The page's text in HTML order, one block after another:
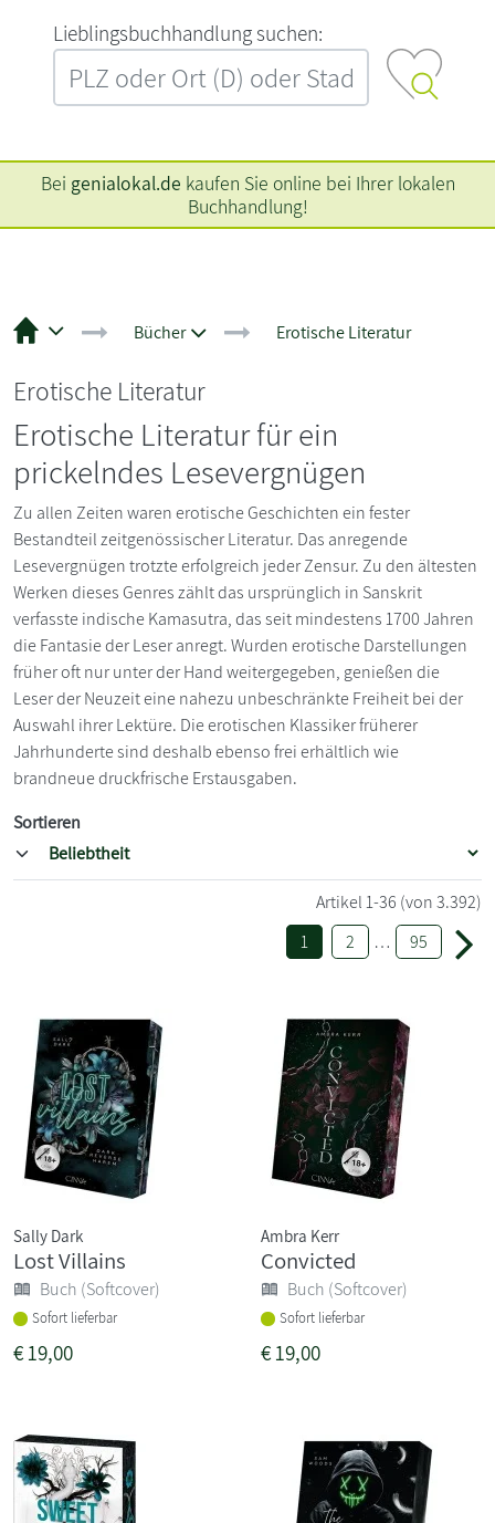
L‍i‍e‍b‍l‍i‍n‍g‍s‍b‍u‍c‍h‍h‍a‍n‍d‍l‍u‍n‍g‍ ‍s‍u‍c‍h‍e‍n‍:‍
Bei genialokal.de kaufen Sie online bei Ihrer lokalen
Buchhandlung!
Bücher Erotische Literatur
Erotische Literatur
Erotische Literatur für ein
prickelndes Lesevergnügen
Zu allen Zeiten waren erotische Geschichten ein fester
Bestandteil zeitgenössischer Literatur. Das anregende
Lesevergnügen trotzte erfolgreich jeder Zensur. Zu den ältesten
Werken dieses Genres zählt das ursprünglich in Sanskrit
verfasste indische Kamasutra, das seit mindestens 1700 Jahren
die Fantasie der Leser anregt. Wurden erotische Darstellungen
früher oft nur unter der Hand weitergegeben, genießen die
Leser der Neuzeit eine nahezu unbeschränkte Freiheit bei der
Auswahl ihrer Lektüre. Die erotischen Klassiker früherer
Jahrhunderte sind deshalb ebenso frei erhältlich wie
brandneue druckfrische Erstausgaben.
Sortieren
Artikel1-36 (von 3.392)
1
2 … 95
Sally Dark
Lost Villains
Buch (Softcover)
Sofort lieferbar
€19,00
Ambra Kerr
Convicted
Buch (Softcover)
Sofort lieferbar
€19,00